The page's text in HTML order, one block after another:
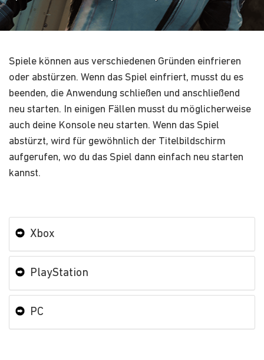
Spiele können aus verschiedenen Gründen einfrieren
oder abstürzen. Wenn das Spiel einfriert, musst du es
beenden, die Anwendung schließen und anschließend
neu starten. In einigen Fällen musst du möglicherweise
auch deine Konsole neu starten. Wenn das Spiel
abstürzt, wird für gewöhnlich der Titelbildschirm
aufgerufen, wo du das Spiel dann einfach neu starten
kannst.
Xbox
PlayStation
PC